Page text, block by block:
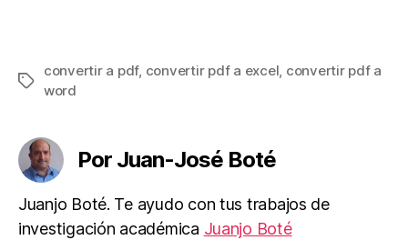
Etiquetas
convertir a pdf, convertir pdf a excel, convertir pdf a
word
Por Juan-José Boté
Juanjo Boté. Te ayudo con tus trabajos de
investigación académica Juanjo Boté